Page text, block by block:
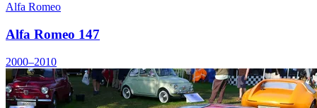
Alfa Romeo
Alfa Romeo 147
2000–2010